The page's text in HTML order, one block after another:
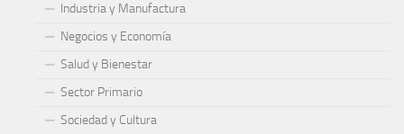
Industria y Manufactura
Negocios y Economía
Salud y Bienestar
Sector Primario
Sociedad y Cultura